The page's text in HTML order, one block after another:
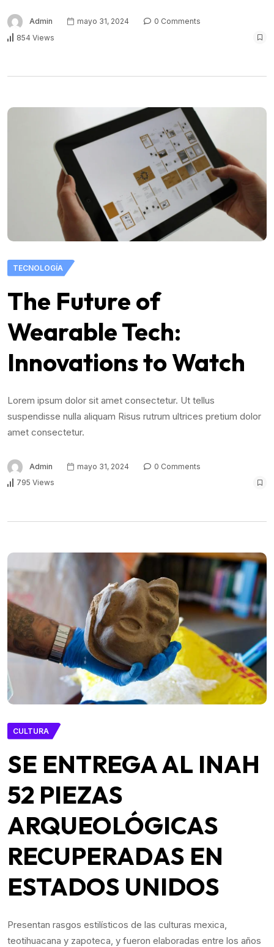
Admin mayo 31, 2024
0 Comments
854 Views
TECNOLOGÍA
The Future of
Wearable Tech:
Innovations to Watch
Lorem ipsum dolor sit amet consectetur. Ut tellus
suspendisse nulla aliquam Risus rutrum ultrices pretium dolor
amet consectetur.
Admin mayo 31, 2024
0 Comments
795 Views
CULTURA
SE ENTREGA AL INAH
52 PIEZAS
ARQUEOLÓGICAS
RECUPERADAS EN
ESTADOS UNIDOS
Presentan rasgos estilísticos de las culturas mexica,
teotihuacana y zapoteca, y fueron elaboradas entre los años